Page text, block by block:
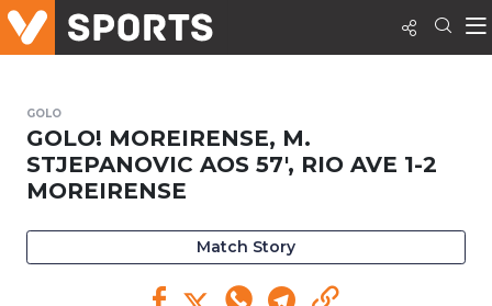
GOLO
GOLO! MOREIRENSE, M.
STJEPANOVIC AOS 57', RIO AVE 1-2
MOREIRENSE
Match Story